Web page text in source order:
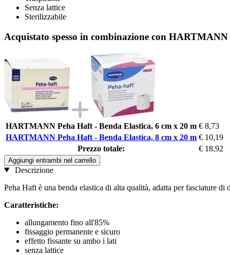
Senza lattice
Sterilizzabile
Acquistato spesso in combinazione con
HARTMANN Peha Haft - Benda Elastica, 6 cm x 20 m € 8,73
HARTMANN Peha Haft - Benda Elastica, 8 cm x 20 m € 10,19
Prezzo totale:
€ 18,92
Aggiungi entrambi nel carrello
Descrizione
Peha Haft è una benda elastica di alta qualità, adatta per fasciature
Caratteristiche:
allungamento fino all'85%
fissaggio permanente e sicuro
effetto fissante su ambo i lati
senza lattice